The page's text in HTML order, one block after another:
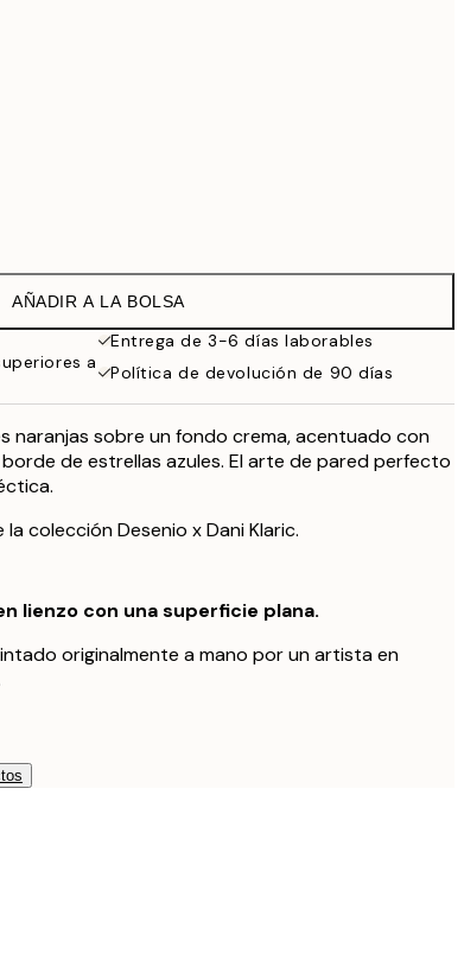
AÑADIR A LA BOLSA
Entrega de 3-6 días laborables
a
Política de devolución de 90 días
naranjas sobre un fondo crema, acentuado con
de estrellas azules. El arte de pared perfecto
colección Desenio x Dani Klaric.
lienzo con una superficie plana.
originalmente a mano por un artista en